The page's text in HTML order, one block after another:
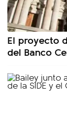
El proyecto
del Banco